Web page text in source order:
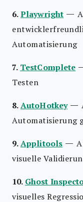
6.Playwright —
Automatisierung
7. TestComplete
Testen
8.AutoHotkey —
Automatisierung
9.Applitools —
visuelle
10. Ghost
visuelles